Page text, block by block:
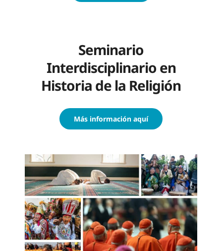
Seminario
Interdisciplinario en
Historia de la Religión
Más información aquí